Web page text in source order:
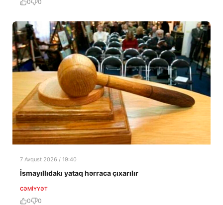
0 0
7 Avqust 2026 / 19:40
İsmayıllıdakı yataq hərraca çıxarılır
CƏMIYYƏT
0 0